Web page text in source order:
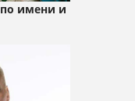
имени и